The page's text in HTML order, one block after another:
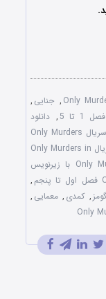
Only
, جنایی ,
, دانلود
دوبله فارسی سریال Only Murders
زیرنویس فارسی سریال Only Murders in
سریال Only Murders in the Building با زیرنویس
,
, کمدی , معمایی ,